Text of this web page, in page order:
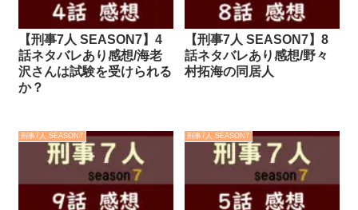
【刑事7人 SEASON7】4
話ネタバレあり感想/海老
沢さんは試験を受けられる
か？
【刑事7人 SEASON7】8
話ネタバレあり感想/野々
村拓海の同居人
刑事7人 SEASON7 刑事7人 SEASON7